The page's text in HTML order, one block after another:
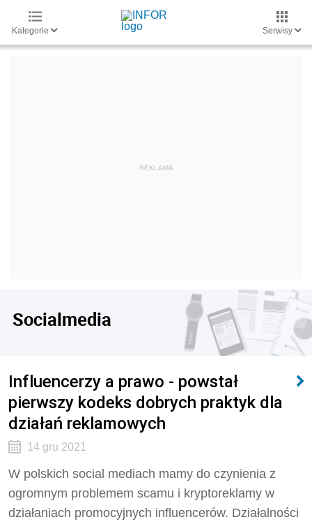
Kategorie Serwisy
Socialmedia
Influencerzy a prawo - powstał
pierwszy kodeks dobrych praktyk dla
działań reklamowych
14 gru 2021
W polskich social mediach mamy do czynienia z
ogromnym problemem scamu i kryptoreklamy w
działaniach promocyjnych influencerów. Działalności